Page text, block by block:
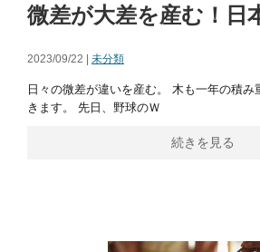
微差が大差を産む！日
2023/09/22 | 未分類
日々の微差が違いを産む。 木も一年の積
きます。 先日、野球のＷ
続きを見る